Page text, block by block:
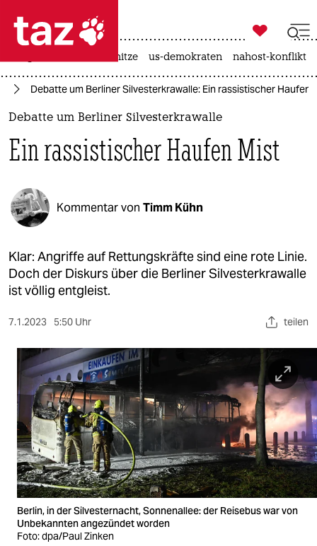
 taz zahl ich
taz zahl ich
politik
öko
gesellschaft
kultur
sport
berlin
nord
wahrheit
verlag
verlag
veranstaltungen
shop
fragen & hilfe

taz zahl ich
hitze us-demokraten nahost-konflikt
Debatte um Berliner Silvesterkrawalle: Ein rassistischer Haufen
Debatte um Berliner Silvesterkrawalle
Ein rassistischer Haufen Mist
Kommentar von Timm Kühn
Klar: Angriffe auf Rettungskräfte sind eine rote Linie.
Doch der Diskurs über die Berliner Silvesterkrawalle
ist völlig entgleist.
7.1.2023 5:50 Uhr teilen
Berlin, in der Silvesternacht, Sonnenallee: der Reisebus war von
Unbekannten angezündet worden
Foto: dpa/Paul Zinken